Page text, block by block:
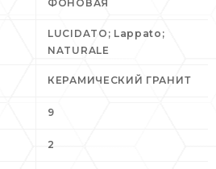
ФОНОВАЯ
LUCIDATO; Lappato;
NATURALE
КЕРАМИЧЕСКИЙ ГРАНИТ
9
2